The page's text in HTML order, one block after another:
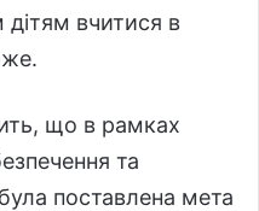
вчитися в
що в рамках
та
поставлена ​​мета